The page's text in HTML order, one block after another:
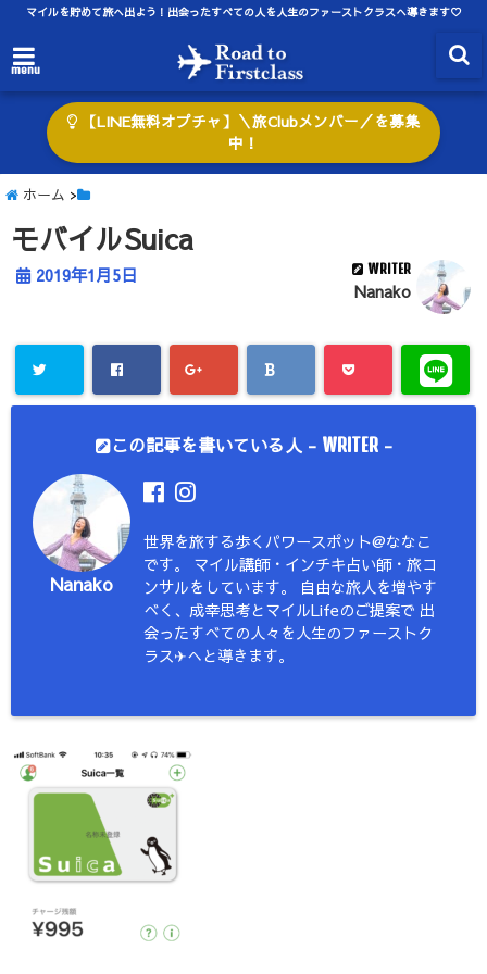
マイルを貯めて旅へ出よう！出会ったすべての人を人生のファーストクラスへ導きます♡
menu
【LINE無料オプチャ】＼旅Clubメンバー／を募集
中！
ホーム >
モバイルSuica
2019年1月5日 WRITER
Nanako
この記事を書いている人 - WRITER-
Nanako
世界を旅する歩くパワースポット@ななこ
です。 マイル講師・インチキ占い師・旅コ
ンサルをしています。 自由な旅人を増やす
べく、成幸思考とマイルLifeのご提案で 出
会ったすべての人々を人生のファーストク
ラス✈︎へと導きます。